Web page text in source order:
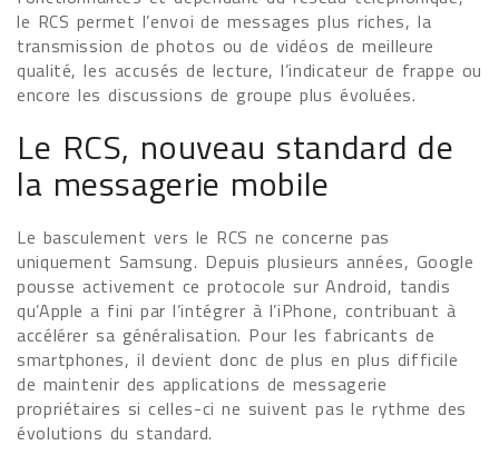
le RCS permet l’envoi de messages plus riches, la
transmission de photos ou de vidéos de meilleure
qualité, les accusés de lecture, l’indicateur de frappe ou
encore les discussions de groupe plus évoluées.
Le RCS, nouveau standard de
la messagerie mobile
Le basculement vers le RCS ne concerne pas
uniquement Samsung. Depuis plusieurs années, Google
pousse activement ce protocole sur Android, tandis
qu’Apple a fini par l’intégrer à l’iPhone, contribuant à
accélérer sa généralisation. Pour les fabricants de
smartphones, il devient donc de plus en plus difficile
de maintenir des applications de messagerie
propriétaires si celles-ci ne suivent pas le rythme des
évolutions du standard.